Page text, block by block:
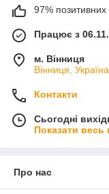
97% позитивних
Працює з
м. Вінниця
Вінниця, Україна
Контакти
Сьогодні
Показати весь
Про нас